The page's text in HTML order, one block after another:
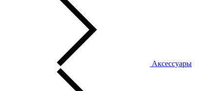
Аксессуары